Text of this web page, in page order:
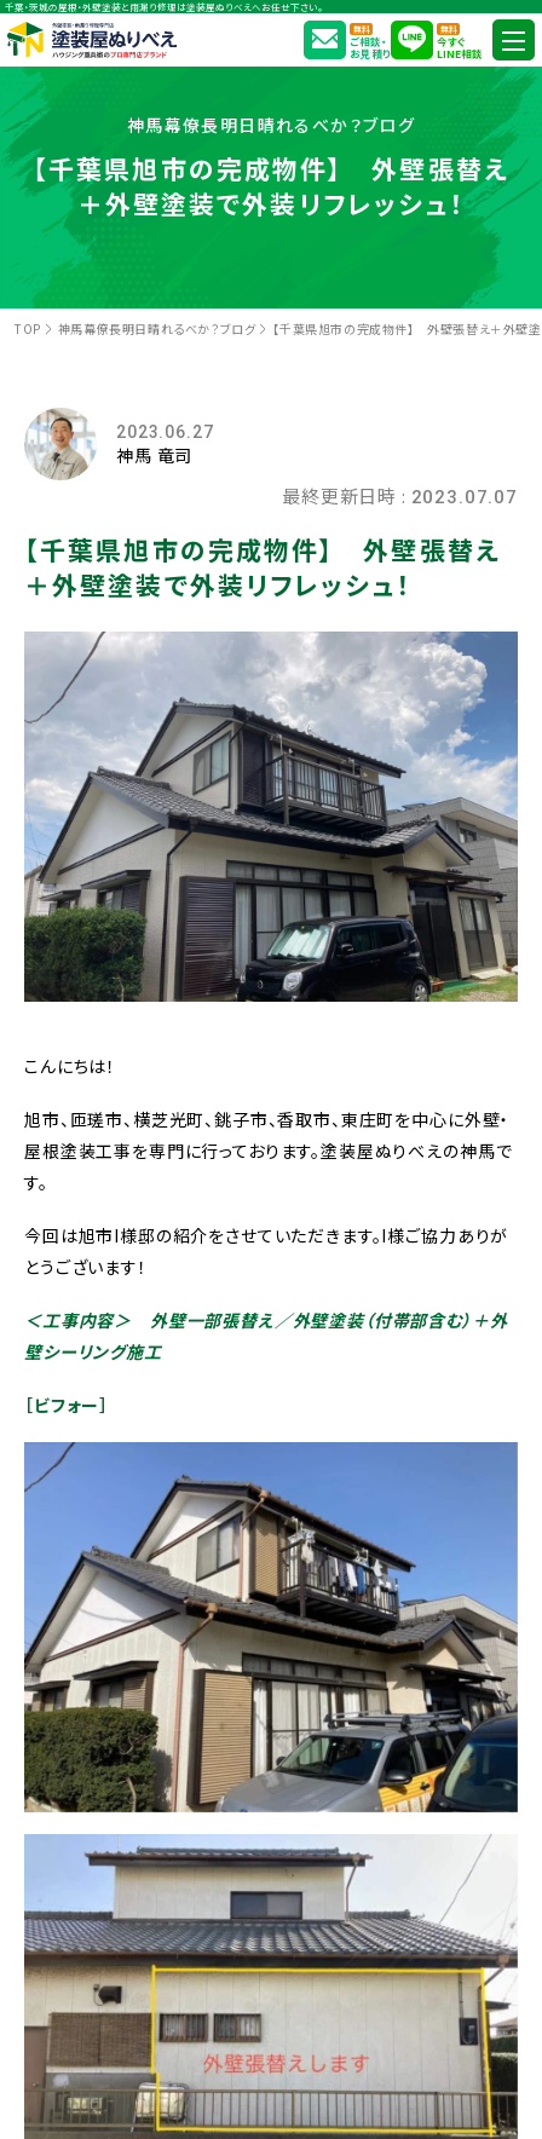
千葉・茨城の屋根・外壁塗装と雨漏り修理は塗装屋ぬりべえへお任せ下さい。
無料
ご相談・
お見積り
無料
今すぐ
LINE相談
神馬幕僚長明日晴れるべか？ブログ
【千葉県旭市の完成物件】 外壁張替え
＋外壁塗装で外装リフレッシュ！
TOP 神馬幕僚長明日晴れるべか？ブログ 【千葉県旭市の完成物件】 外壁張替え＋外壁塗
2023.06.27
神馬 竜司
最終更新日時 : 2023.07.07
【千葉県旭市の完成物件】 外壁張替え
＋外壁塗装で外装リフレッシュ！
こんにちは！
旭市、匝瑳市、横芝光町、銚子市、香取市、東庄町を中心に外壁・
屋根塗装工事を専門に行っております。塗装屋ぬりべえの神馬で
す。
今回は旭市I様邸の紹介をさせていただきます。I様ご協力ありが
とうございます！
＜工事内容＞ 外壁一部張替え／外壁塗装（付帯部含む）＋外
壁シーリング施工
［ビフォー］